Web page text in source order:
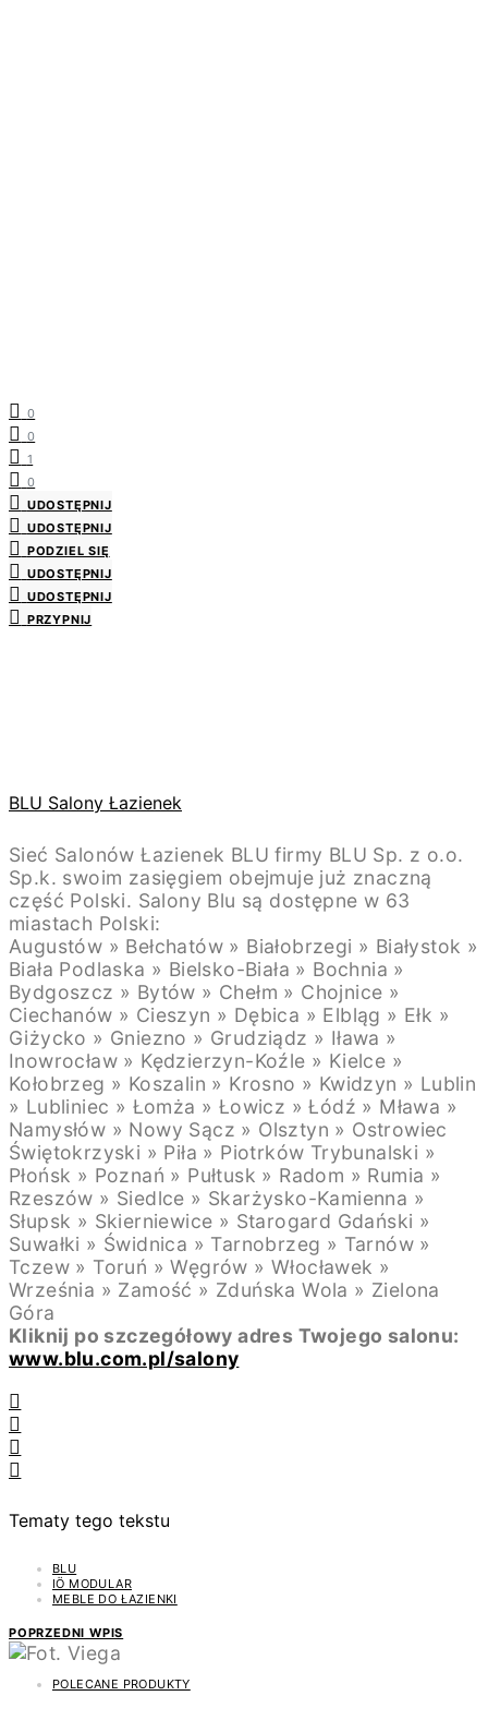
0
0
1
0
UDOSTĘPNIJ
UDOSTĘPNIJ
PODZIEL SIĘ
UDOSTĘPNIJ
UDOSTĘPNIJ
PRZYPNIJ
BLU Salony Łazienek
Sieć Salonów Łazienek BLU firmy BLU Sp. z o.o.
Sp.k. swoim zasięgiem obejmuje już znaczną
część Polski. Salony Blu są dostępne w 63
miastach Polski:
Augustów » Bełchatów » Białobrzegi » Białystok »
Biała Podlaska » Bielsko-Biała » Bochnia »
Bydgoszcz » Bytów » Chełm » Chojnice »
Ciechanów » Cieszyn » Dębica » Elbląg » Ełk »
Giżycko » Gniezno » Grudziądz » Iława »
Inowrocław » Kędzierzyn-Koźle » Kielce »
Kołobrzeg » Koszalin » Krosno » Kwidzyn » Lublin
» Lubliniec » Łomża » Łowicz » Łódź » Mława »
Namysłów » Nowy Sącz » Olsztyn » Ostrowiec
Świętokrzyski » Piła » Piotrków Trybunalski »
Płońsk » Poznań » Pułtusk » Radom » Rumia »
Rzeszów » Siedlce » Skarżysko-Kamienna »
Słupsk » Skierniewice » Starogard Gdański »
Suwałki » Świdnica » Tarnobrzeg » Tarnów »
Tczew » Toruń » Węgrów » Włocławek »
Września » Zamość » Zduńska Wola » Zielona
Góra
Kliknij po szczegółowy adres Twojego salonu:
www.blu.com.pl/salony
Tematy tego tekstu
BLU
IÖ MODULAR
MEBLE DO ŁAZIENKI
POPRZEDNI WPIS
POLECANE PRODUKTY